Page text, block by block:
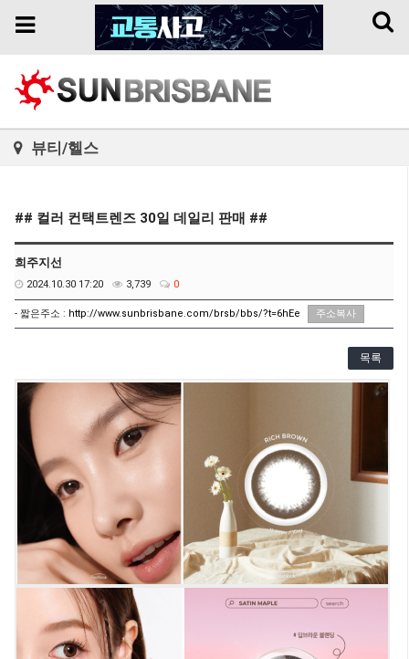
Toggle
Toggle
뷰티/헬스
## 컬러 컨택트렌즈 30일 데일리 판매 ##
희주지선
2024.10.30 17:20 3,739 0
- 짧은주소 : http://www.sunbrisbane.com/brsb/bbs/?t=6hEe 주소복사
목록